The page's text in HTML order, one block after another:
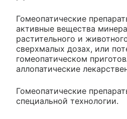
Гомеопатические
активные вещества
растительного и
сверхмалых дозах, или
гомеопатическом
аллопатические
Гомеопатические
специальной технологии.